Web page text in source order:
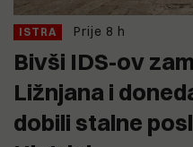
ISTRA Prije 8 h
Bivši IDS-ov
Ližnjana i
dobili stalne